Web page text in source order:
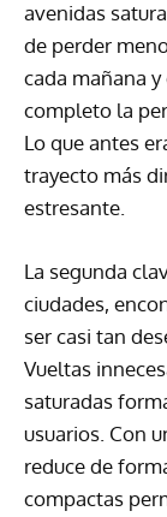
avenidas
de perder
cada mañana
completo la
Lo que antes
trayecto más
estresante.
La segunda
ciudades,
ser casi tan
Vueltas
saturadas
usuarios. Con
reduce de
compactas